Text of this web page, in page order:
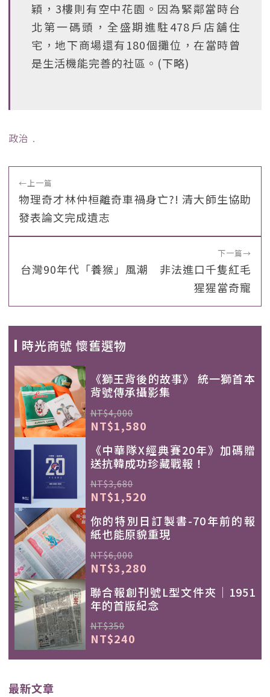
穎，3樓則有空中花園。因為緊鄰當時台
北第一碼頭，全盛期進駐478戶店舖住
宅，地下商場還有180個攤位，在當時曾
是生活機能完善的社區。(下略)
政治 ﹒
←上一篇
物理奇才林仲桓離奇車禍身亡?! 清大師生協助
發表論文完成遺志
下一篇→
台灣90年代「養猴」風潮 非法進口千隻紅毛
猩猩當奇寵
時光商號 懷舊選物
《獅王背後的故事》 統一獅首本
背號傳承攝影集
NT$4,000
NT$1,580
《中華隊X經典賽20年》加碼贈
送抗韓成功珍藏戰報！
NT$3,680
NT$1,520
你的特別日訂製書-70年前的報
紙也能原貌重現
NT$6,000
NT$3,280
聯合報創刊號L型文件夾｜1951
年的首版紀念
NT$350
NT$240
最新文章